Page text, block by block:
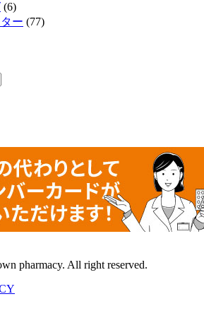
(6)
ー (77)
pharmacy. All right reserved.